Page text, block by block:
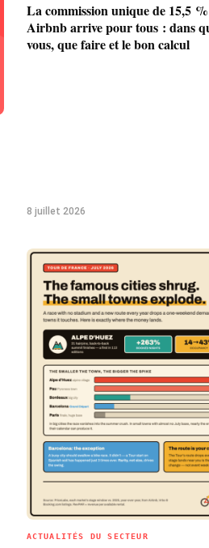
La commission unique de 15,5
Airbnb arrive pour tous : dans
vous, que faire et le bon calcul
8 juillet 2026
ACTUALITÉS DU SECTEUR